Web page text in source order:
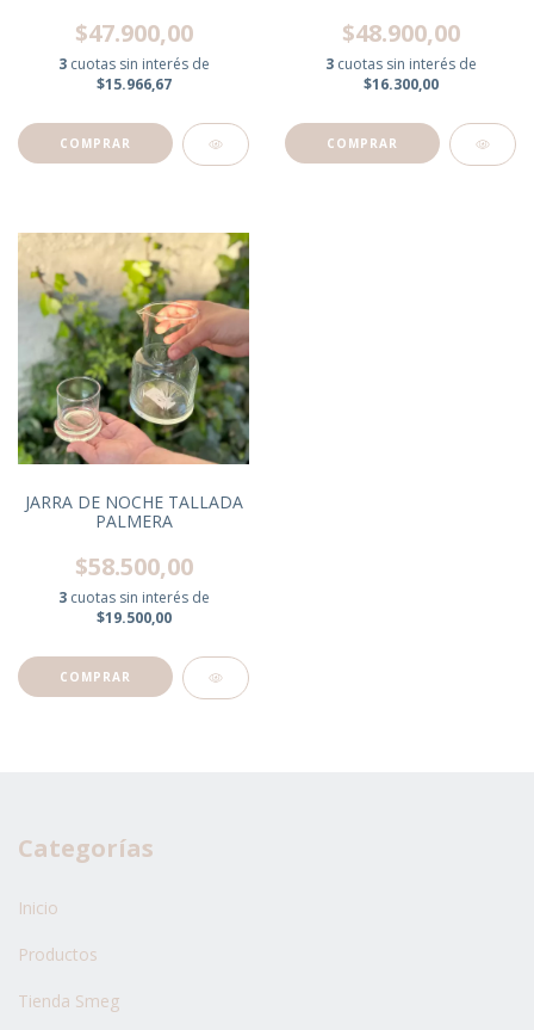
$47.900,00
3 cuotas sin interés de
$15.966,67
$48.900,00
3 cuotas sin interés de
$16.300,00
JARRA DE NOCHE TALLADA
PALMERA
$58.500,00
3 cuotas sin interés de
$19.500,00
Categorías
Inicio
Productos
Tienda Smeg